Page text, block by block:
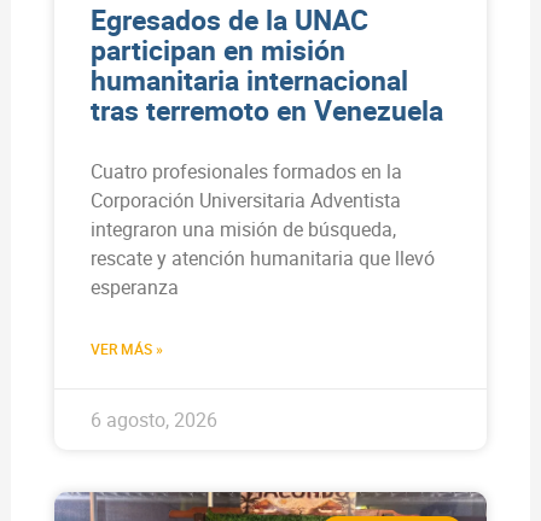
Egresados de la UNAC
participan en misión
humanitaria internacional
tras terremoto en Venezuela
Cuatro profesionales formados en la
Corporación Universitaria Adventista
integraron una misión de búsqueda,
rescate y atención humanitaria que llevó
esperanza
VER MÁS »
6 agosto, 2026